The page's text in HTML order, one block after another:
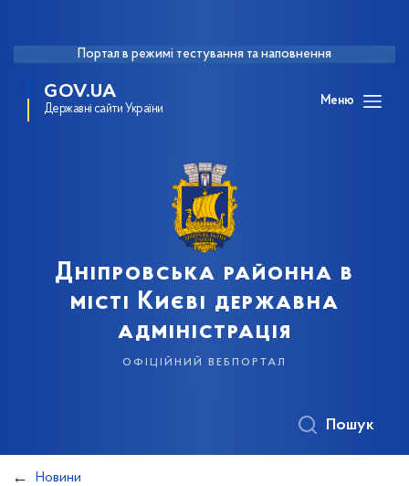
Портал в режимі тестування та наповнення
GOV.UA
Державні сайти України
Меню
Дніпровська районна в
місті Києві державна
адміністрація
офіційний вебпортал
Пошук
Новини